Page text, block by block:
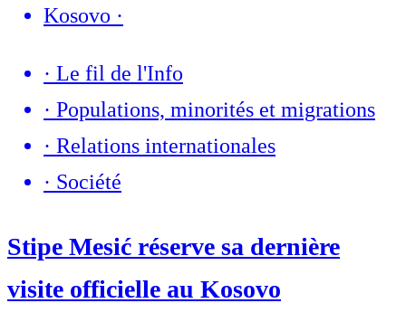
Kosovo ·
· Le fil de l'Info
· Populations, minorités et migrations
· Relations internationales
· Société
Stipe Mesić réserve sa dernière
visite officielle au Kosovo